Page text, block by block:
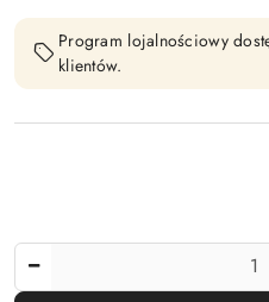
Program lojalnościowy
klientów.